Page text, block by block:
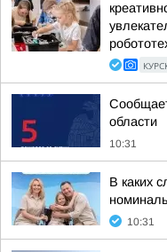
области
10:31
В каких
10:31